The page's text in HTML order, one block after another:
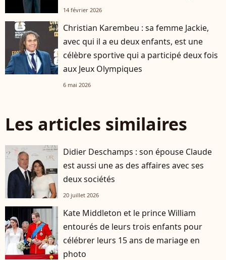
14 février 2026
Christian Karembeu : sa femme Jackie,
avec qui il a eu deux enfants, est une
célèbre sportive qui a participé deux fois
aux Jeux Olympiques
6 mai 2026
Les articles similaires
Didier Deschamps : son épouse Claude
est aussi une as des affaires avec ses
deux sociétés
20 juillet 2026
Kate Middleton et le prince William
entourés de leurs trois enfants pour
célébrer leurs 15 ans de mariage en
photo